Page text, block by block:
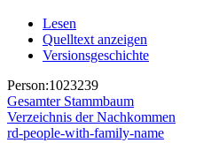
Lesen
Quelltext anzeigen
Versionsgeschichte
Person:1023239
Gesamter Stammbaum
Verzeichnis der Nachkommen
rd-people-with-family-name